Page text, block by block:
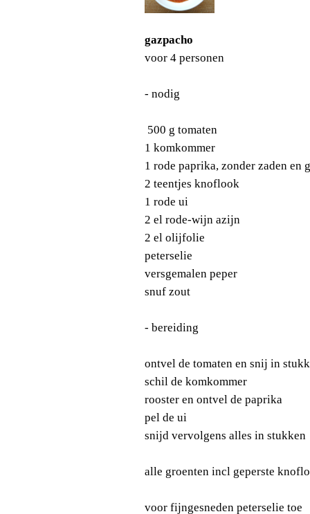
gazpacho
voor 4 personen
- nodig
500 g tomaten
1 komkommer
1 rode paprika, zonder zaden en
2 teentjes knoflook
1 rode ui
2 el rode-wijn azijn
2 el olijfolie
peterselie
versgemalen peper
snuf zout
- bereiding
ontvel de tomaten en snij in
schil de komkommer
rooster en ontvel de paprika
pel de ui
snijd vervolgens alles in stukken
alle groenten incl geperste
voor fijngesneden peterselie toe